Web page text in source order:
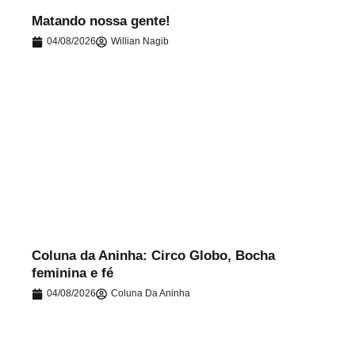
Matando nossa gente!
04/08/2026 Willian Nagib
Coluna da Aninha: Circo Globo, Bocha
feminina e fé
04/08/2026 Coluna Da Aninha